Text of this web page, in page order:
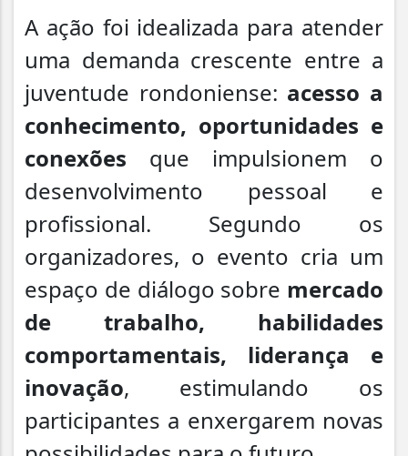
A ação foi idealizada para atender
uma demanda crescente entre a
juventude rondoniense: acesso a
conhecimento, oportunidades e
conexões que impulsionem o
desenvolvimento pessoal e
profissional. Segundo os
organizadores, o evento cria um
espaço de diálogo sobre mercado
de trabalho, habilidades
comportamentais, liderança e
inovação, estimulando os
participantes a enxergarem novas